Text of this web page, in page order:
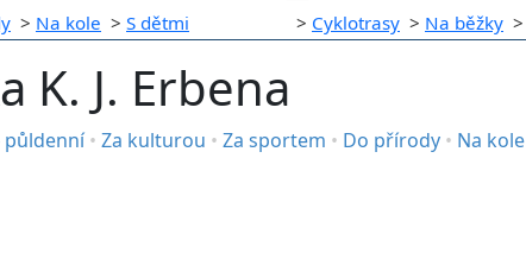
> Na kole > S dětmi > Cyklotrasy > Na běžky >
K. J. Erbena
půldenní• Za kulturou • Za sportem • Do přírody • Na kole